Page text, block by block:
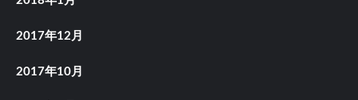
2017年12月
2017年10月